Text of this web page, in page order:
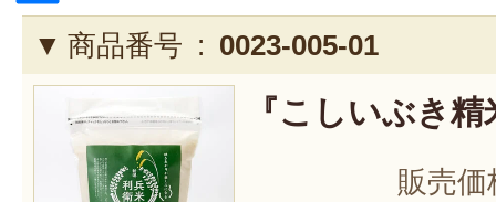
商品番号 : 0023-005-01
『こしいぶき
販売価